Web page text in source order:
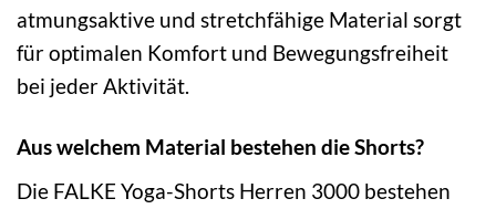
atmungsaktive und stretchfähige Material sorgt
für optimalen Komfort und Bewegungsfreiheit
bei jeder Aktivität.
Aus welchem Material bestehen die Shorts?
Die FALKE Yoga-Shorts Herren 3000 bestehen